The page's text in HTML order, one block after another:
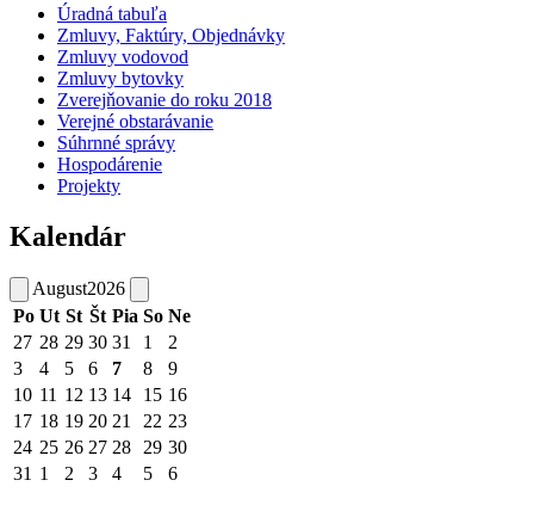
Úradná tabuľa
Zmluvy, Faktúry, Objednávky
Zmluvy vodovod
Zmluvy bytovky
Zverejňovanie do roku 2018
Verejné obstarávanie
Súhrnné správy
Hospodárenie
Projekty
Kalendár
August2026
Po Ut St Št Pia So Ne
27 28 29 30 31 1
2
3
4 5 6 7 8
9
10 11 12 13 14 15 16
17 18 19 20 21 22 23
24 25 26 27 28 29 30
31 1 2 3 4 5 6